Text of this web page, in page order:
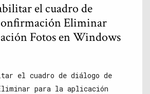
el cuadro de
Eliminar
Fotos en Windows
el cuadro de diálogo de
para la aplicación